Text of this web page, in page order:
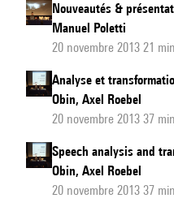
Nouveautés &
Manuel Poletti
20 novembre 2013 21 min
Analyse et
Obin, Axel Roebel
20 novembre 2013 37 min
Speech analysis and
Obin, Axel Roebel
20 novembre 2013 37 min